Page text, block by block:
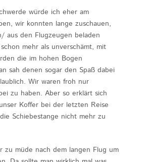
würde ich eher am
wir konnten lange zuschauen,
aus den Flugzeugen beladen
mehr als unverschämt, mit
die im hohen Bogen
sah denen sogar den Spaß dabei
Wir waren froh nur
zu haben. Aber so erklärt sich
Koffer bei der letzten Reise
Schiebestange nicht mehr zu
zu müde nach dem langen Flug um